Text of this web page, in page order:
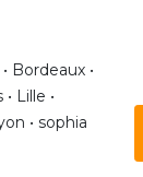
Bordeaux •
Lille •
• sophia